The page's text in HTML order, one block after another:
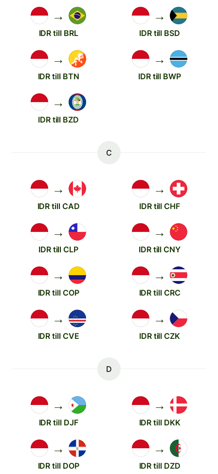
→
IDR till BRL
→
IDR till BSD
→
IDR till BTN
→
IDR till BWP
→
IDR till BZD
C
→
IDR till CAD
→
IDR till CHF
→
IDR till CLP
→
IDR till CNY
→
IDR till COP
→
IDR till CRC
→
IDR till CVE
→
IDR till CZK
D
→
IDR till DJF
→
IDR till DKK
→
IDR till DOP
→
IDR till DZD